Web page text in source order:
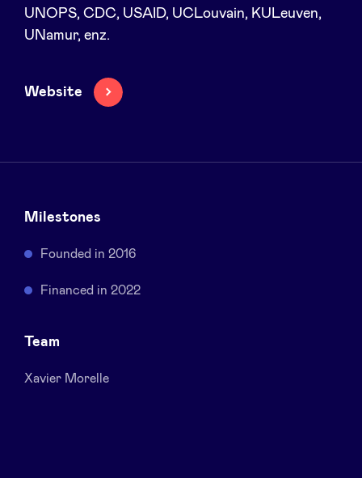
Pooling Services
BeAngels x PMV
My Portofolio
Toegang 'dealflow' investeerder
UNOPS, CDC, USAID, UCLouvain, KULeuven,
UNamur, enz.
Website
Milestones
Founded in 2016
Financed in 2022
Team
Xavier Morelle